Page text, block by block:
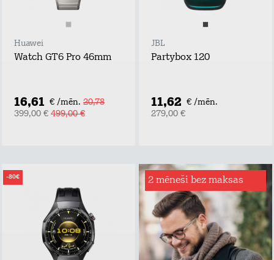
Huawei
Watch GT6 Pro 46mm
16,61 € /mēn. 20,78
399,00 € 499,00 €
JBL
Partybox 120
11,62 € /mēn.
279,00 €
-80€ 2 mēneši bez maksas
Interneta drošība
telefonā
Lai drošība tavā
digitālajā pasaulē
mājās! Ar Interneta
Drošību būsi